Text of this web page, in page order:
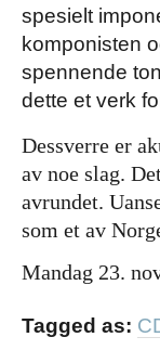
spesielt
komponisten
spennende
dette et verk
Dessverre er
av noe slag.
avrundet.
som et av
Mandag 23.
Tagged as: